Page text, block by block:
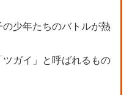
少年たちのバトルが熱
ガイ」と呼ばれるもの